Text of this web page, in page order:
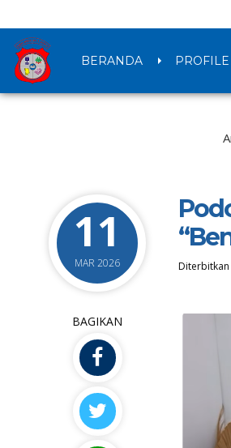
BERANDA PROFILE
11
MAR 2026 Diterbitkan
BAGIKAN